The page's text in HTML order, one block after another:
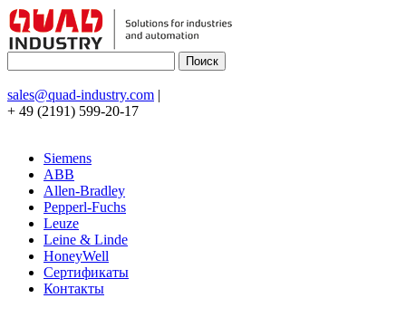
sales@quad-industry.com |
+ 49 (2191) 599-20-17
Siemens
ABB
Allen-Bradley
Pepperl-Fuchs
Leuze
Leine & Linde
HoneyWell
Сертификаты
Контакты